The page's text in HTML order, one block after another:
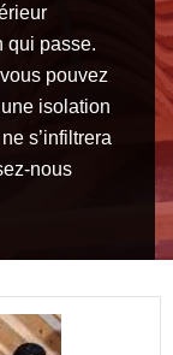
qui passe.
pouvez
isolation
s’infiltrera
nous